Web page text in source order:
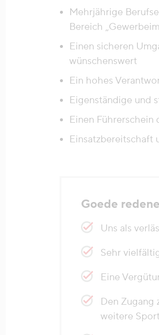
Mehrjährige
Bereich
Einen sicheren
wünschenswert
Ein hohes
Eigenständige und
Einen Führerschein
Einsatzbereitschaft
Goede
Uns als
Sehr
Eine
Den Zugang
weitere